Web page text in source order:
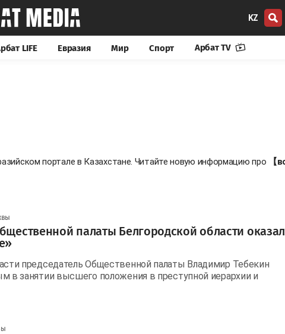
KZ
LIFE Евразия Мир Спорт Арбат TV
портале в Казахстане. Читайте новую информацию про
【
палаты Белгородской области
председатель Общественной палаты Владимир Тебекин
в занятии высшего положения в преступной иерархии и